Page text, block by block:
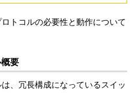
トコルの必要性と動作について
要
、冗長構成になっているスイッ